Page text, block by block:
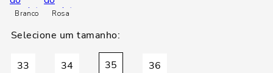
Branco Rosa
33 34 35 36